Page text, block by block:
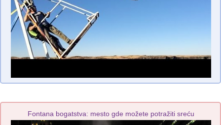
Fontana bogatstva: mesto gde možete potražiti sreću